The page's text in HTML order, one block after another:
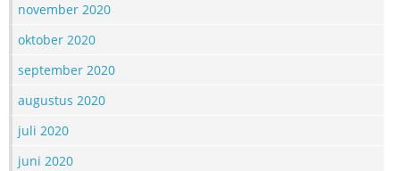
november 2020
oktober 2020
september 2020
augustus 2020
juli 2020
juni 2020